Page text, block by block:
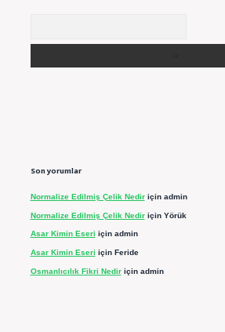
Son yorumlar
Normalize Edilmiş Çelik Nediriçin admin
Normalize Edilmiş Çelik Nediriçin Yörük
Asar Kimin Eseri için admin
Asar Kimin Eseri için Feride
Osmanlıcılık Fikri Nediriçin admin